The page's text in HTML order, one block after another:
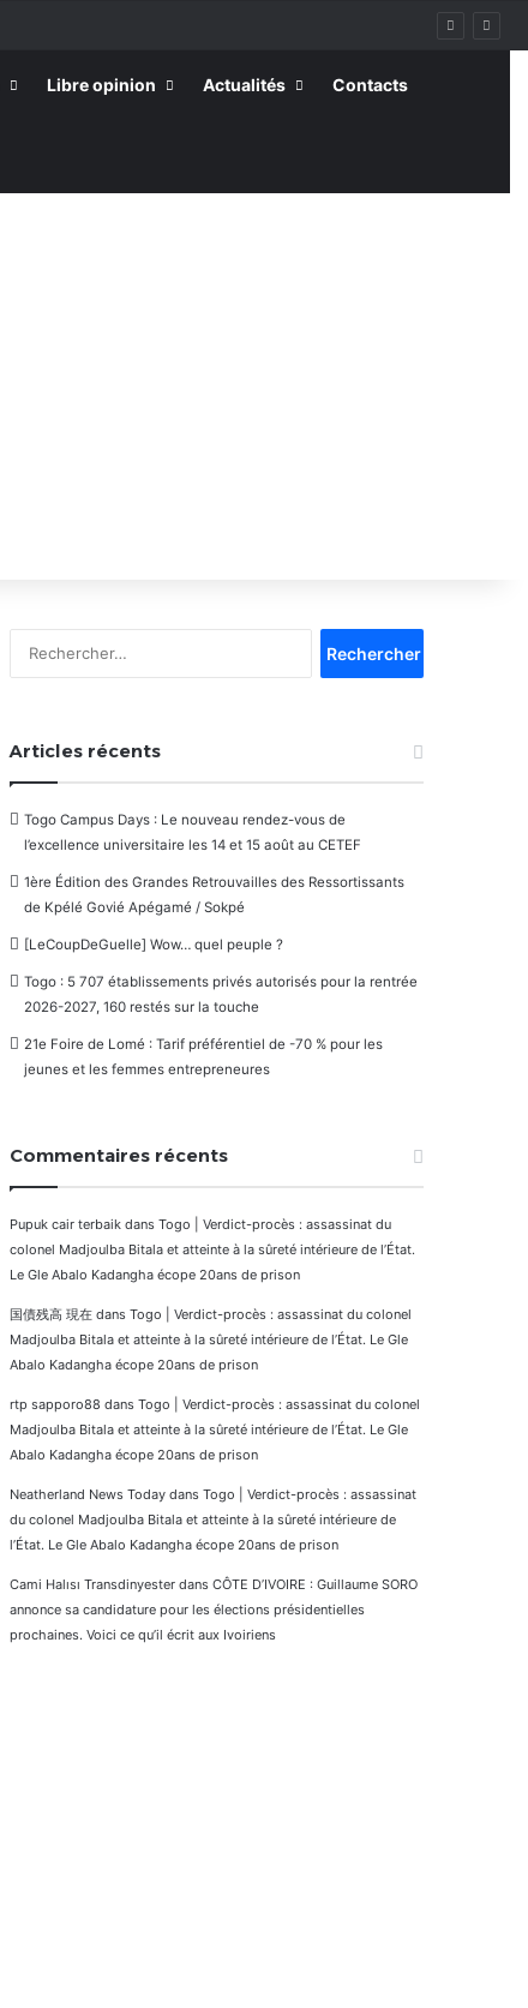
Libre opinion Actualités Contacts
Articles récents
Togo Campus Days : Le nouveau rendez-vous de
l’excellence universitaire les 14 et 15 août au CETEF
1ère Édition des Grandes Retrouvailles des Ressortissants
de Kpélé Govié Apégamé / Sokpé
[LeCoupDeGuelle] Wow… quel peuple ?
Togo : 5 707 établissements privés autorisés pour la rentrée
2026-2027, 160 restés sur la touche
21e Foire de Lomé : Tarif préférentiel de -70 % pour les
jeunes et les femmes entrepreneures
Commentaires récents
Pupuk cair terbaik dans Togo | Verdict-procès : assassinat du
colonel Madjoulba Bitala et atteinte à la sûreté intérieure de l’État.
Le Gle Abalo Kadangha écope 20ans de prison
国債残高 現在 dans Togo | Verdict-procès : assassinat du colonel
Madjoulba Bitala et atteinte à la sûreté intérieure de l’État. Le Gle
Abalo Kadangha écope 20ans de prison
rtp sapporo88 dans Togo | Verdict-procès : assassinat du colonel
Madjoulba Bitala et atteinte à la sûreté intérieure de l’État. Le Gle
Abalo Kadangha écope 20ans de prison
Neatherland News Today dans Togo | Verdict-procès : assassinat
du colonel Madjoulba Bitala et atteinte à la sûreté intérieure de
l’État. Le Gle Abalo Kadangha écope 20ans de prison
Cami Halısı Transdinyester dans CÔTE D’IVOIRE : Guillaume SORO
annonce sa candidature pour les élections présidentielles
prochaines. Voici ce qu’il écrit aux Ivoiriens